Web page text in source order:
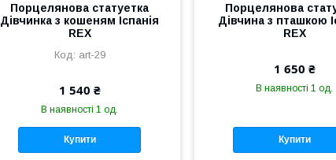
Порцелянова статуетка
Дівчинка з кошеням Іспанія
REX
art-29
1 540 ₴
В наявності 1 од.
Купити
Порцелянова
Дівчина з пташкою
REX
1 650 ₴
В наявності 1 од.
Купити